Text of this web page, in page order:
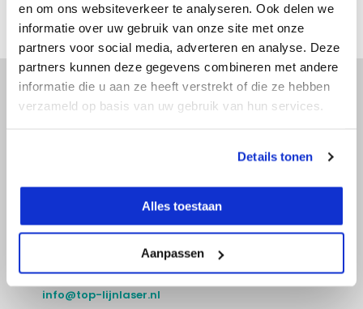
en om ons websiteverkeer te analyseren. Ook delen we
informatie over uw gebruik van onze site met onze
partners voor social media, adverteren en analyse. Deze
partners kunnen deze gegevens combineren met andere
informatie die u aan ze heeft verstrekt of die ze hebben
verzameld op basis van uw gebruik van hun services.
Details tonen
Alles toestaan
Aanpassen
Doe onze online keuzehulp of bel direct
Doe onze online keuzehulp
+31 (0)36 522 68 03
info@top-lijnlaser.nl